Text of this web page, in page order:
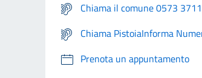
Chiama il comune 0573 3711
Chiama PistoiaInforma
Prenota un appuntamento